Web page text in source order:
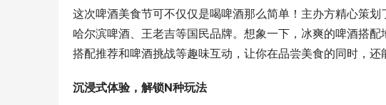
这次啤酒美食节可不仅仅是喝啤酒那么简单！主办方精心策
哈尔滨啤酒、王老吉等国民品牌。想象一下，冰爽的啤酒搭
搭配推荐和啤酒挑战等趣味互动，让你在品尝美食的同时，还
沉浸式体验，解锁N种玩法